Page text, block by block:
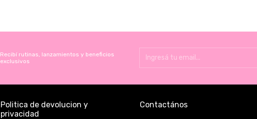
Recibí rutinas, lanzamientos y beneficios
exclusivos
Politica de devolucion y
privacidad
Contactános